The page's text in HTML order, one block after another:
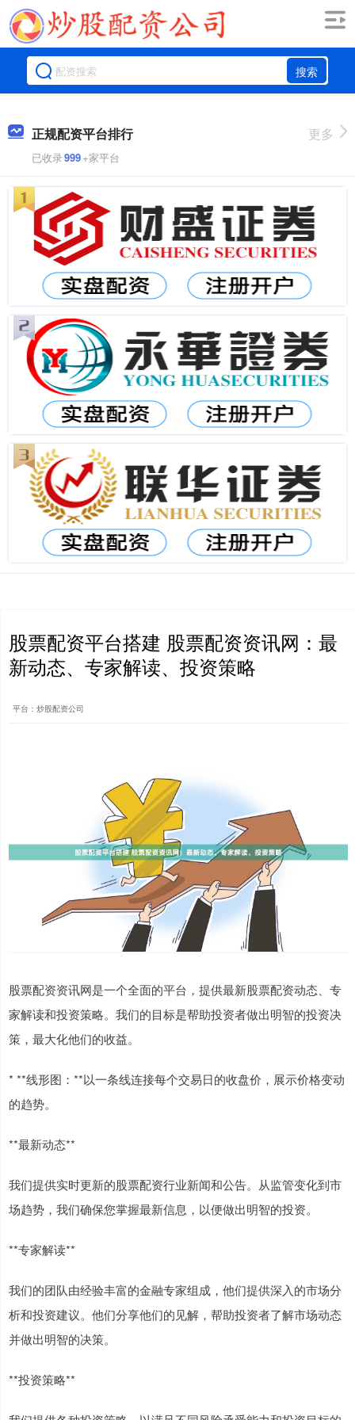
搜索
正规配资平台排行
已收录999+家平台
更多
股票配资平台搭建 股票配资资讯网：最
新动态、专家解读、投资策略
平台：炒股配资公司
股票配资资讯网是一个全面的平台，提供最新股票配资动态、专
家解读和投资策略。我们的目标是帮助投资者做出明智的投资决
策，最大化他们的收益。
* **线形图：**以一条线连接每个交易日的收盘价，展示价格变动
的趋势。
**最新动态**
我们提供实时更新的股票配资行业新闻和公告。从监管变化到市
场趋势，我们确保您掌握最新信息，以便做出明智的投资。
**专家解读**
我们的团队由经验丰富的金融专家组成，他们提供深入的市场分
析和投资建议。他们分享他们的见解，帮助投资者了解市场动态
并做出明智的决策。
**投资策略**